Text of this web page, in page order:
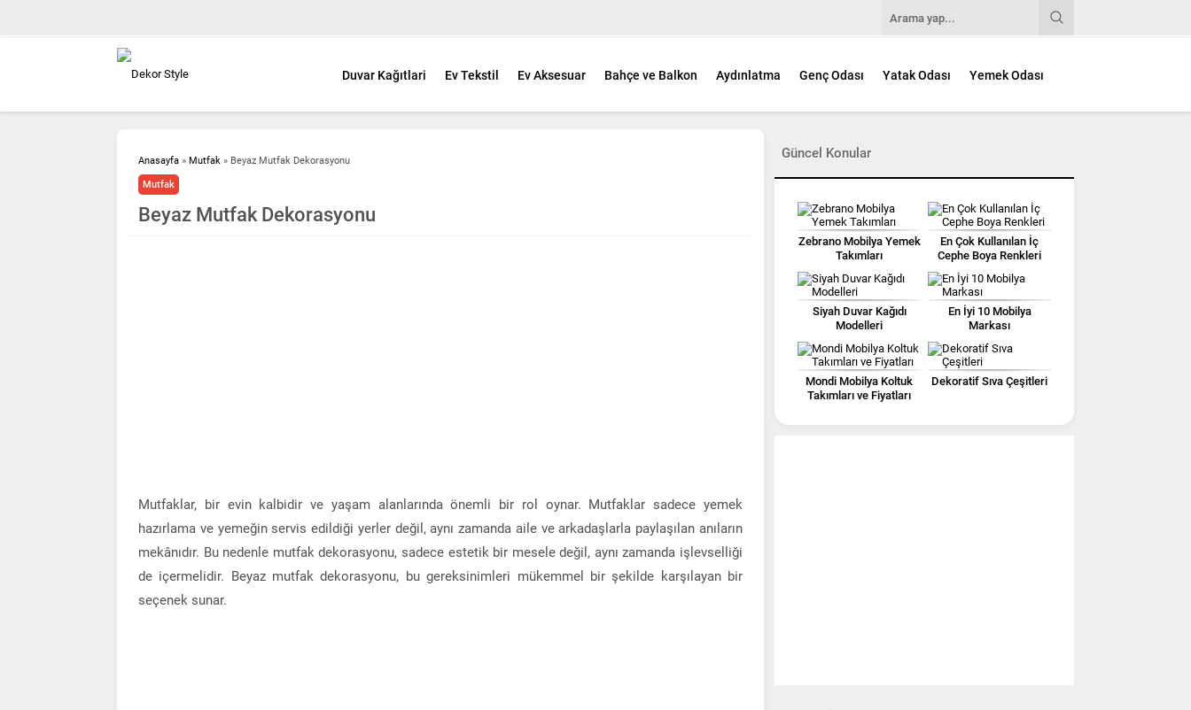
Duvar Kağıtlari Ev Tekstil Ev Aksesuar Bahçe ve Balkon Aydınlatma Genç Odası Yatak Odası Yemek Odası
Anasayfa » Mutfak » Beyaz Mutfak Dekorasyonu
Mutfak
Beyaz Mutfak Dekorasyonu
Mutfaklar, bir evin kalbidir ve yaşam alanlarında önemli bir rol oynar. Mutfaklar sadece yemek
hazırlama ve yemeğin servis edildiği yerler değil, aynı zamanda aile ve arkadaşlarla paylaşılan anıların
mekânıdır. Bu nedenle mutfak dekorasyonu, sadece estetik bir mesele değil, aynı zamanda işlevselliği
de içermelidir. Beyaz mutfak dekorasyonu, bu gereksinimleri mükemmel bir şekilde karşılayan bir
seçenek sunar.
Güncel Konular
Zebrano Mobilya Yemek
Takımları
En Çok Kullanılan İç
Cephe Boya Renkleri
Siyah Duvar Kağıdı
Modelleri
En İyi 10 Mobilya
Markası
Mondi Mobilya Koltuk
Takımları ve Fiyatları
Dekoratif Sıva Çeşitleri